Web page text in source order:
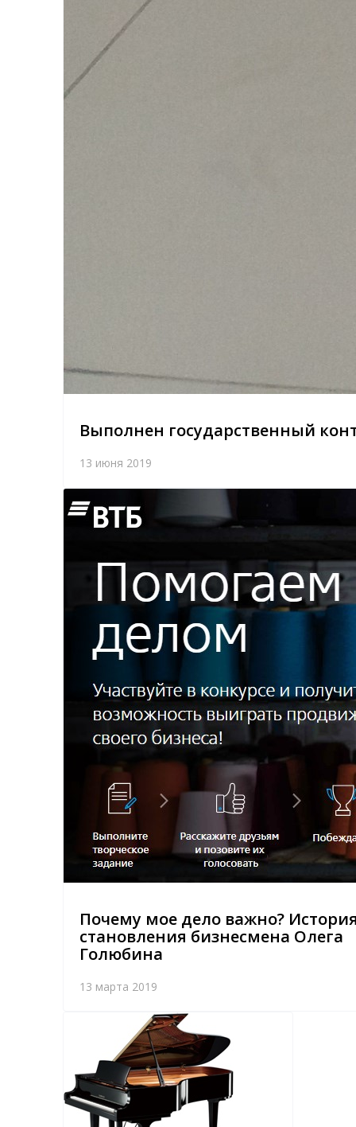
Выполнен государственный
13 июня 2019
Почему мое дело важно?
становления бизнесмена Олега
Голюбина
13 марта 2019